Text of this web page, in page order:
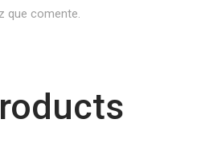
que comente.